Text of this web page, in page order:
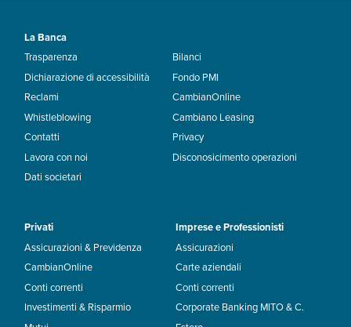
La Banca
Trasparenza
Dichiarazione di accessibilità
Reclami
Whistleblowing
Contatti
Lavora con noi
Dati societari
Bilanci
Fondo PMI
CambianOnline
Cambiano Leasing
Privacy
Disconosicimento operazioni
Privati
Assicurazioni & Previdenza
CambianOnline
Conti correnti
Investimenti & Risparmio
Imprese e Professionisti
Assicurazioni
Carte aziendali
Conti correnti
Corporate Banking MITO & C.